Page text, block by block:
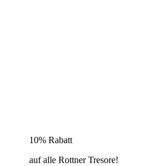
10% Rabatt
auf alle Rottner Tresore!